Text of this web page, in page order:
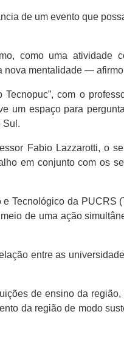
de um evento que
como uma atividade
nova mentalidade —
com o
um espaço para
Sul.
Fabio Lazzarotti, o
em conjunto com os
Tecnológico da PUCRS
de uma ação
entre as
de ensino da
da região de modo